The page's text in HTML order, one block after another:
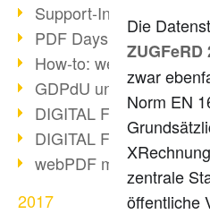
Support-Infos für webPDF
PDF Days Europe 2018
How-to: webPDF
GDPdU und GoBD
DIGITAL
DIGITAL
webPDF mit Ruby via
2017
Die
ZUGFeRD
zwar
Norm EN
zentrale
öffentliche